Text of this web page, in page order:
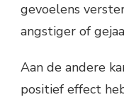
gevoelens
angstiger of
Aan de andere
positief effect